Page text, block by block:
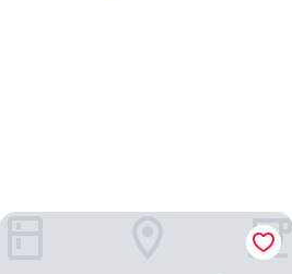
Boutique